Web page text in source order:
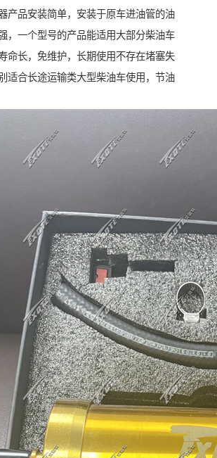
产品安装简单，安装于原车进油管的油
，一个型号的产品能适用大部分柴油车
命长，免维护，长期使用不存在堵塞失
适合长途运输类大型柴油车使用，节油